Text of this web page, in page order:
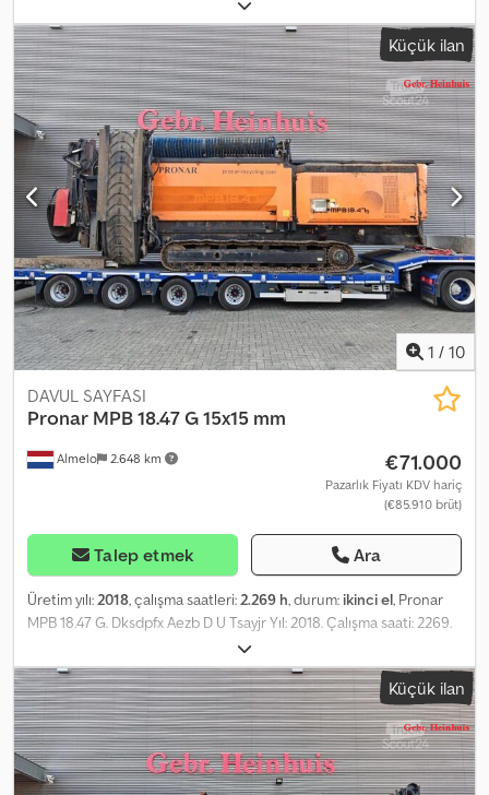
mm. Yükseklik ayarlı UC hidrolik sistem (ön ve sol ayrı olarak).
Radyo kumandalı + kablolu uzaktan kumanda. Merkezi yağlama
sistemi. UC: %80. Tambur dahil değildir! Kimlik No: 323. Heinhuis'in
Genel Hüküm ve Koşulları, Heinhuis tarafından yapılan tüm
reklamlar, teklifler ve fiyatlandırmalar, Heinhuis tarafından yapılan
tüm sözleşmeler ve bunların öncesindeki görüşmeler için
geçerlidir. Herhangi bir şekilde verilen yanıtla, Heinhuis'in Genel
Hüküm ve Koşullarının geçerliliğini kabul etmiş olursunuz ve bu
Genel Hüküm ve Koşullarını incelediğinizi beyan edersiniz.
Fiyatlarımız ihracat için geçerli net fiyatlardır. = Ek Bilgiler = Yakıt
tipi: Dizel Üretim yılı: 2021 Tahrik: Paletli Boş ağırlık: 21.000 kg Dsdpfx
Aezmtz Sjayokr CE işareti: Evet = Şirket Bilgileri = Daha fazla bilgi
için:
Küçük ilan
1 / 10
Almelo 2.648 km
DAVUL SAYFASI
Pronar MPB 18.47 G 15x15 mm
€71.000
Pazarlık Fiyatı KDV hariç
(€85.910 brüt)
Talep etmek Ara
Üretim yılı:2018, çalışma saatleri:2.269 h, durum: ikinci el, Pronar
MPB 18.47 G. Dksdpfx Aezb D U Tsayjr Yıl: 2018. Çalışma saati: 2269.
Ağırlık: 15.500 kg. CE sertifikalı makine. Merkezi yağlama sistemi.
Paletler: 400 mm. Çift yönlü yan bant. Çift yönlü konveyör. Radyo ile
uzaktan kumanda. 15x15 mm. Kimlik No: 140. Heinhuis'in Genel
Hüküm ve Koşulları, Heinhuis tarafından yayınlanan tüm reklamlar,
teklifler ve fiyat listeleri, Heinhuis tarafından yapılan tüm
sözleşmeler ve bunların öncesindeki müzakereler için geçerlidir.
Herhangi bir şekilde verilen yanıtla, Heinhuis'in Genel Hüküm ve
Küçük ilan